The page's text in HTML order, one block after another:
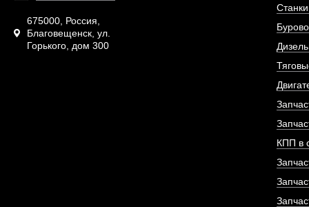
Распылитель
АРТИКУЛ:
ПОД
675000, Россия,
Благовещенск, ул.
Горького, дом 300
КПП в